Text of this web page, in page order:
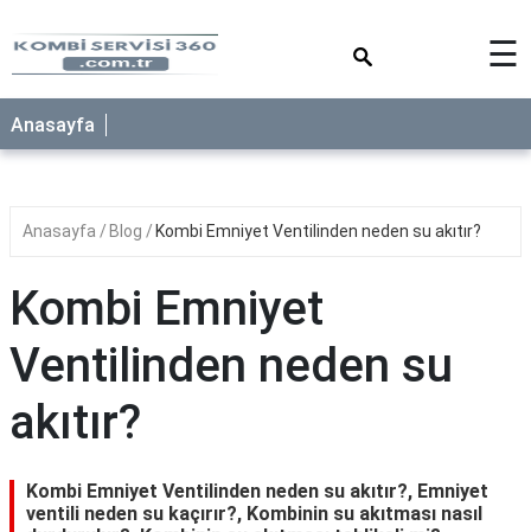
☰
Anasayfa
Anasayfa Blog Kombi Emniyet Ventilinden neden su akıtır?
Kombi Emniyet
Ventilinden neden su
akıtır?
Kombi Emniyet Ventilinden neden su akıtır?, Emniyet
ventili neden su kaçırır?, Kombinin su akıtması nasıl